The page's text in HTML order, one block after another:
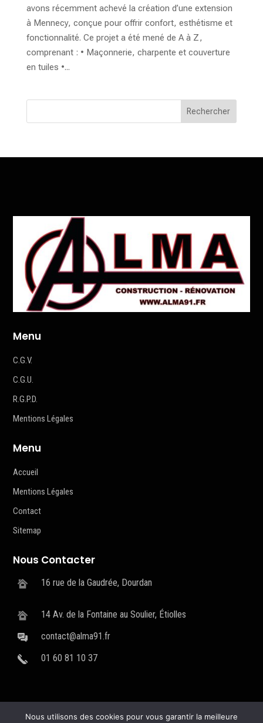
avons récemment achevé la création d’une extension
à Mennecy, conçue pour offrir confort, esthétisme et
fonctionnalité. Ce projet a été mené de A à Z,
comprenant : • Maçonnerie, charpente et couverture
en tuiles •...
Menu
C.G.V.
C.G.U.
R.G.P.D.
Mentions Légales
Menu
Accueil
Mentions Légales
Contact
Sitemap
Nous Contacter
16 rue de la Gaudrée, Dourdan
14 Av. de la Fontaine au Soulier, Étiolles
contact@alma91.fr
01 60 81 10 37
Nous utilisons des cookies pour vous garantir la meilleure